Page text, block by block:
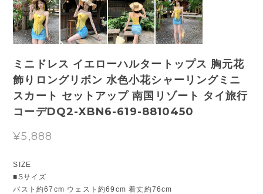
ミニドレス イエローハルタートップス 胸元花
飾りロングリボン 水色小花シャーリングミニ
スカート セットアップ 南国リゾート タイ旅行
コーデDQ2-XBN6-619-8810450
¥5,888
SIZE
■Sサイズ
バスト約67cm ウェスト約69cm 着丈約76cm